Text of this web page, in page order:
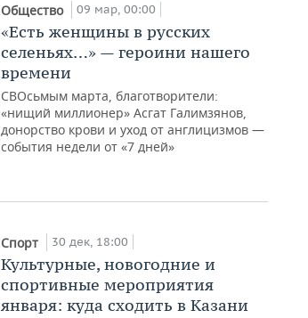
Общество 09 мар, 00:00
«Есть женщины в русских
селеньях…» — героини нашего
времени
СВОсьмым марта, благотворители:
«нищий миллионер» Асгат Галимзянов,
донорство крови и уход от англицизмов —
события недели от «7 дней»
Спорт 30 дек, 18:00
Культурные, новогодние и
спортивные мероприятия
января: куда сходить в Казани